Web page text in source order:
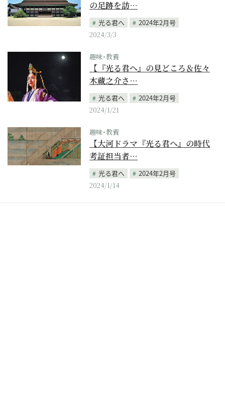
の足跡を訪…
光る君へ
2024年2月号
2024/3/3
趣味･教養
【『光る君へ』の見どころ＆佐々
木蔵之介さ…
光る君へ
2024年2月号
2024/1/21
趣味･教養
【大河ドラマ『光る君へ』の時代
考証担当者…
光る君へ
2024年2月号
2024/1/14